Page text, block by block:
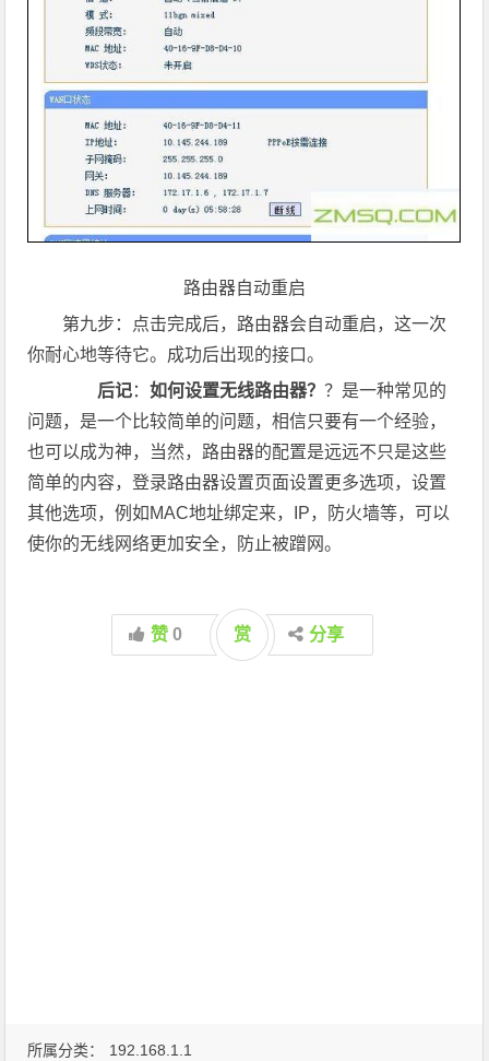
所属分类： 192.168.1.1
路由器自动重启
第九步：点击完成后，路由器会自动重启，这一次
你耐心地等待它。成功后出现的接口。
后记：如何设置无线路由器？？是一种常见的
问题，是一个比较简单的问题，相信只要有一个经验，
也可以成为神，当然，路由器的配置是远远不只是这些
简单的内容，登录路由器设置页面设置更多选项，设置
其他选项，例如MAC地址绑定来，IP，防火墙等，可以
使你的无线网络更加安全，防止被蹭网。
赞0 赏 分享